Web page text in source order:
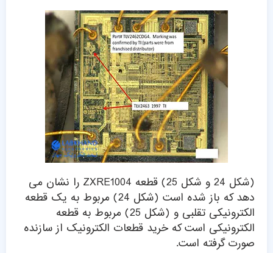
(شکل 24 و شکل 25) قطعه ZXRE1004 را نشان می
دهد که باز شده است (شکل 24) مربوط به یک قطعه
الکترونیکی تقلبی و (شکل 25) مربوط به قطعه
الکترونیکی است که خرید قطعات الکترونیک از سازنده
صورت گرفته است.